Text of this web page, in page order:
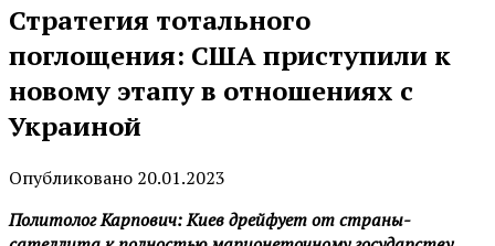
Стратегия тотального
поглощения: США приступили к
новому этапу в отношениях с
Украиной
Опубликовано 20.01.2023
Политолог Карпович: Киев дрейфует от страны-